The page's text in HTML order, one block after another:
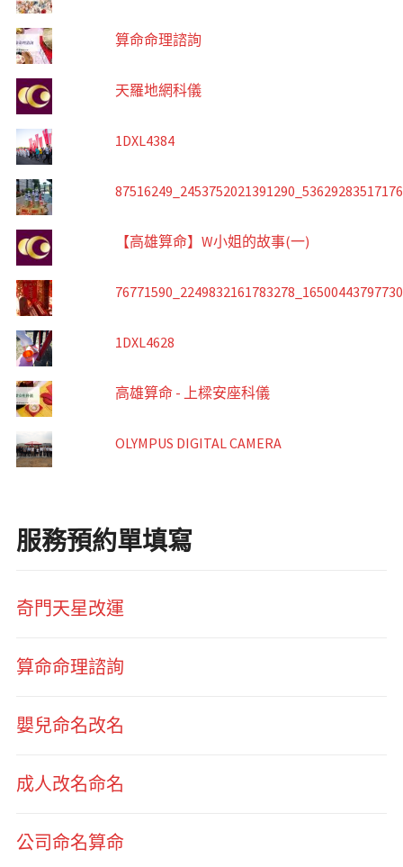
算命命理諮詢
天羅地網科儀
1DXL4384
【高雄算命】W小姐的故事(一)
1DXL4628
高雄算命 - 上樑安座科儀
OLYMPUS DIGITAL CAMERA
服務預約單填寫
奇門天星改運
算命命理諮詢
嬰兒命名改名
成人改名命名
公司命名算命